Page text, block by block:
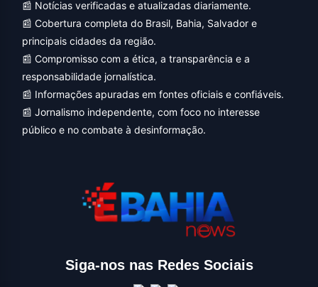
📰 Notícias verificadas e atualizadas diariamente.
📰 Cobertura completa do Brasil, Bahia, Salvador e
principais cidades da região.
📰 Compromisso com a ética, a transparência e a
responsabilidade jornalística.
📰 Informações apuradas em fontes oficiais e confiáveis.
📰 Jornalismo independente, com foco no interesse
público e no combate à desinformação.
Siga-nos nas Redes Sociais